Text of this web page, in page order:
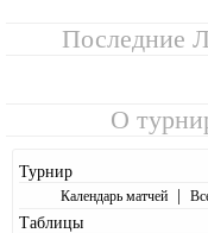
Последние
О
Турнир
Календарь матчей |
Таблицы